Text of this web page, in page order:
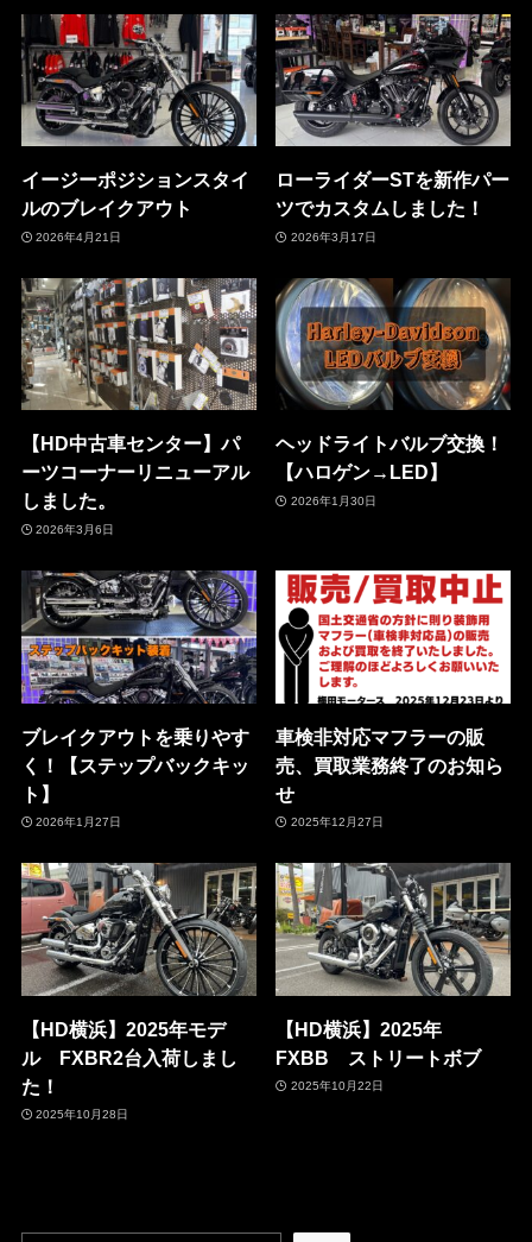
イージーポジションスタイ
ルのブレイクアウト
2026年4月21日
ローライダーSTを新作パー
ツでカスタムしました！
2026年3月17日
【HD中古車センター】パ
ーツコーナーリニューアル
しました。
2026年3月6日
ヘッドライトバルブ交換！
【ハロゲン→LED】
2026年1月30日
ブレイクアウトを乗りやす
く！【ステップバックキッ
ト】
2026年1月27日
車検非対応マフラーの販
売、買取業務終了のお知ら
せ
2025年12月27日
【HD横浜】2025年モデ
ル FXBR2台入荷しまし
た！
2025年10月28日
【HD横浜】2025年
FXBB ストリートボブ
2025年10月22日